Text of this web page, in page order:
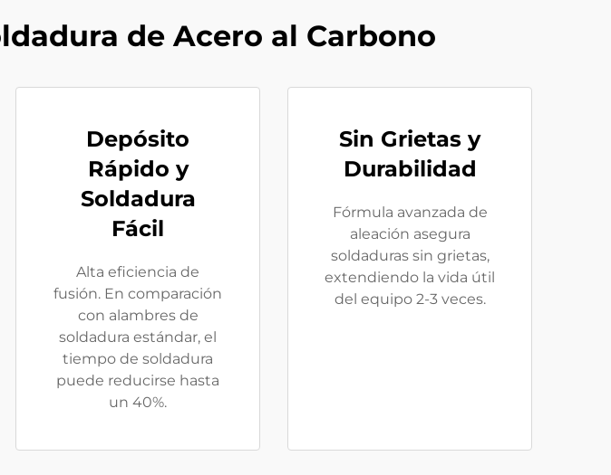
de Acero al Carbono
Depósito
Rápido y
Soldadura
Fácil
Alta eficiencia de
fusión. En comparación
con alambres de
soldadura estándar, el
tiempo de soldadura
puede reducirse hasta
un 40%.
Sin Grietas y
Durabilidad
Fórmula avanzada de
aleación asegura
soldaduras sin grietas,
extendiendo la vida útil
del equipo 2-3 veces.